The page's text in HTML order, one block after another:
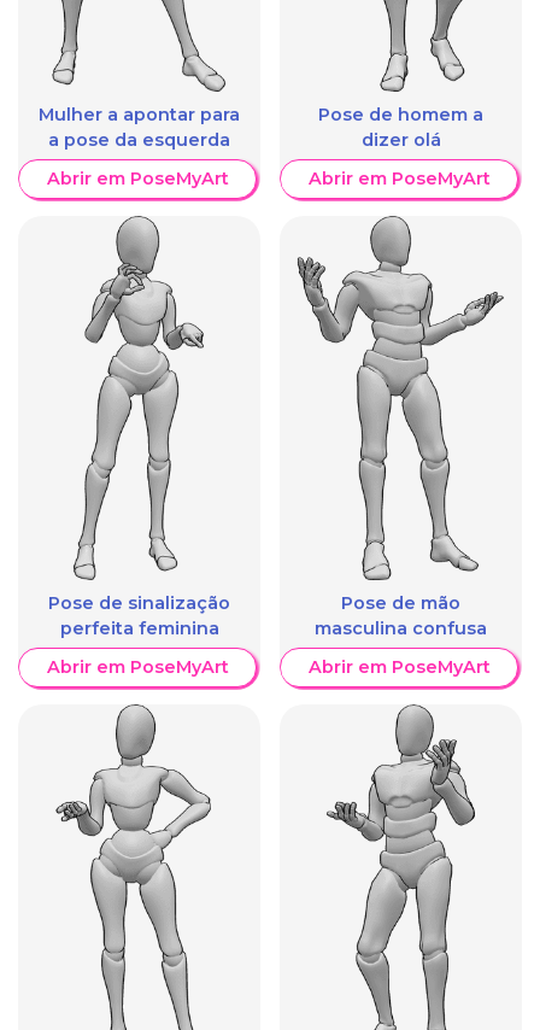
Mulher a apontar para
a pose da esquerda
Abrir em PoseMyArt
Pose de sinalização
perfeita feminina
Abrir em PoseMyArt
Pose de homem a
dizer olá
Abrir em PoseMyArt
Pose de mão
masculina confusa
Abrir em PoseMyArt